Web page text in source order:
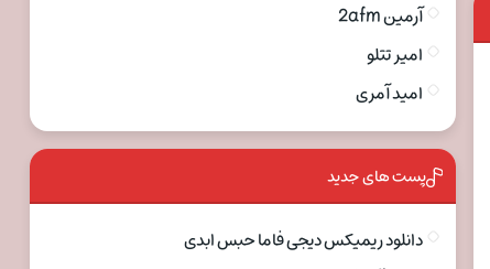
آرمین 2afm
امیر تتلو
امید آمری
پست های جدید
دانلود ریمیکس دیجی فاما حبس ابدی